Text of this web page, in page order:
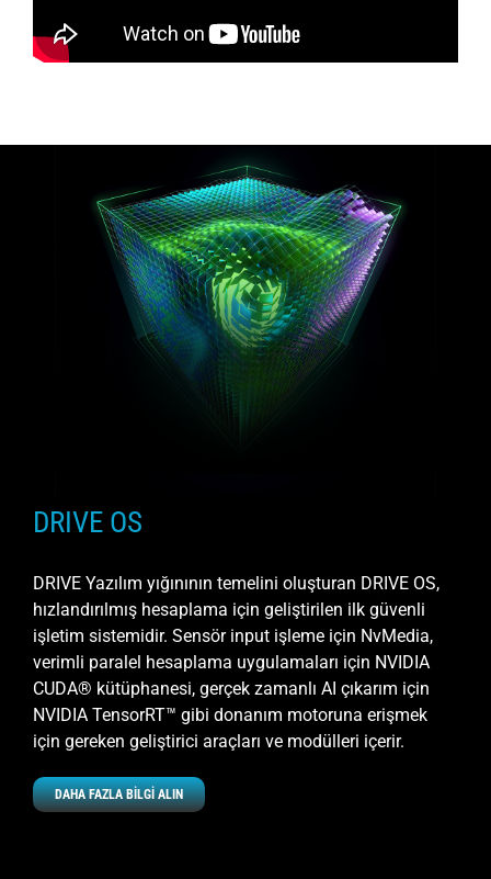
DRIVE OS
DRIVE Yazılım yığınının temelini oluşturan DRIVE OS,
hızlandırılmış hesaplama için geliştirilen ilk güvenli
işletim sistemidir. Sensör input işleme için NvMedia,
verimli paralel hesaplama uygulamaları için NVIDIA
CUDA® kütüphanesi, gerçek zamanlı AI çıkarım için
NVIDIA TensorRT™ gibi donanım motoruna erişmek
için gereken geliştirici araçları ve modülleri içerir.
DAHA FAZLA BİLGİ ALIN